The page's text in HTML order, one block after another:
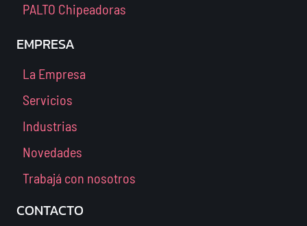
PALTO Chipeadoras
EMPRESA
La Empresa
Servicios
Industrias
Novedades
Trabajá con nosotros
CONTACTO